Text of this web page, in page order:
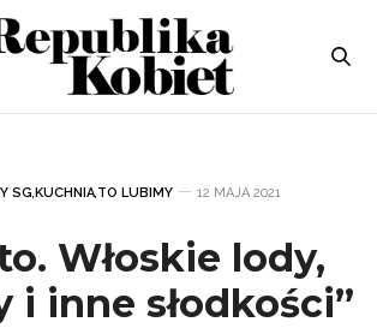
SG,KUCHNIA,TO LUBIMY 12 MAJA 2021
Włoskie lody,
i inne słodkości”